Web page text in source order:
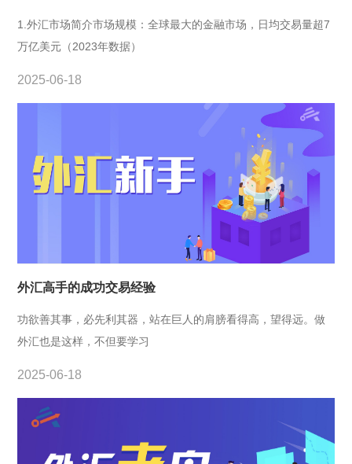
1.外汇市场简介市场规模：全球最大的金融市场，日均交易量超7
万亿美元（2023年数据）
2025-06-18
外汇高手的成功交易经验
功欲善其事，必先利其器，站在巨人的肩膀看得高，望得远。做
外汇也是这样，不但要学习
2025-06-18